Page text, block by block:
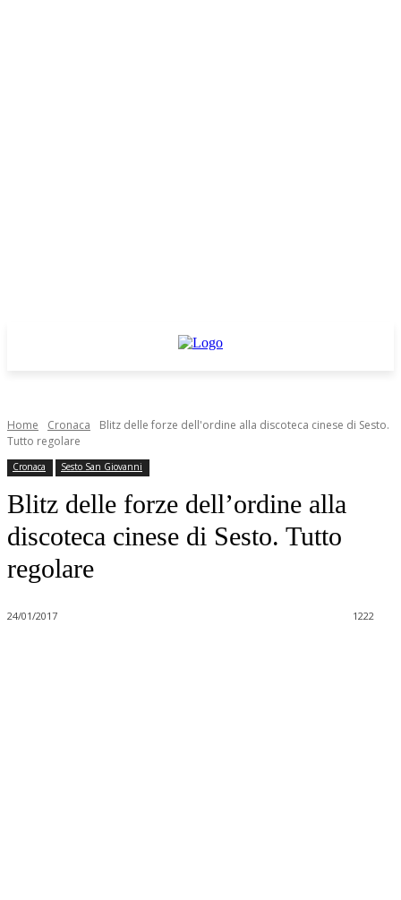
Home Cronaca
Blitz delle forze dell'ordine alla discoteca cinese di Sesto.
Tutto regolare
Cronaca Sesto San Giovanni
Blitz delle forze dell’ordine alla
discoteca cinese di Sesto. Tutto
regolare
24/01/2017 1222